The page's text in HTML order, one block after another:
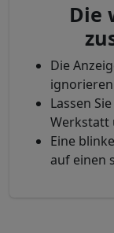
Die
Die
Lassen
Werkstatt
Eine
auf einen